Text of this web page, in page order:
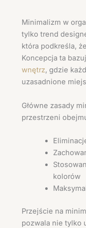
Minimalizm w
tylko trend
która podkreśla, że
Koncepcja ta
wnętrz, gdzie
uzasadnione
Główne zasady
przestrzeni
kolorów
Przejście na
pozwala nie tylko